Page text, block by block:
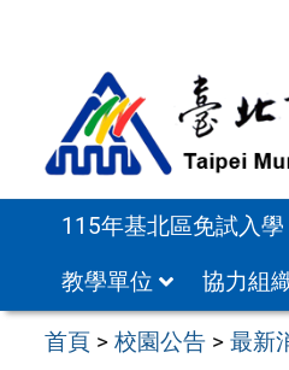
115年基北區免試入學
教學單位
協力組
首頁 >校園公告 >最新